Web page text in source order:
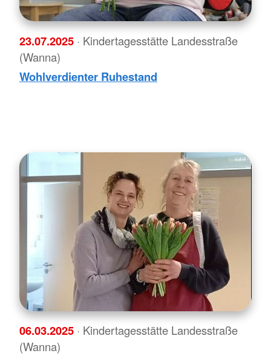
23.07.2025 · Kindertagesstätte Landesstraße
(Wanna)
Wohlverdienter Ruhestand
06.03.2025 · Kindertagesstätte Landesstraße
(Wanna)